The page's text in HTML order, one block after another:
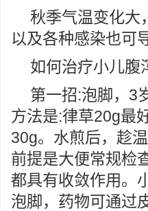
秋季气温变化大
以及各种感染也可
如何治疗小儿腹
第一招:泡脚，3
方法是:律草20g最
30g。水煎后，趁
前提是大便常规检
都具有收敛作用。
泡脚，药物可通过